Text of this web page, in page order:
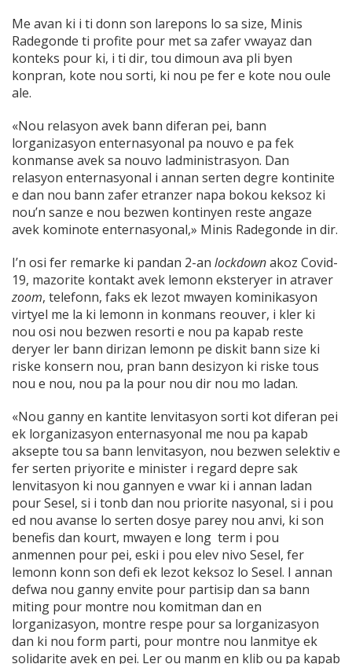
Me avan ki i ti donn son larepons lo sa size, Minis
Radegonde ti profite pour met sa zafer vwayaz dan
konteks pour ki, i ti dir, tou dimoun ava pli byen
konpran, kote nou sorti, ki nou pe fer e kote nou oule
ale.
«Nou relasyon avek bann diferan pei, bann
lorganizasyon enternasyonal pa nouvo e pa fek
konmanse avek sa nouvo ladministrasyon. Dan
relasyon enternasyonal i annan serten degre kontinite
e dan nou bann zafer etranzer napa bokou keksoz ki
nou’n sanze e nou bezwen kontinyen reste angaze
avek kominote enternasyonal,» Minis Radegonde in dir.
I’n osi fer remarke ki pandan 2-an lockdownakoz Covid-
19, mazorite kontakt avek lemonn eksteryer in atraver
zoom, telefonn, faks ek lezot mwayen kominikasyon
virtyel me la ki lemonn in konmans reouver, i kler ki
nou osi nou bezwen resorti e nou pa kapab reste
deryer ler bann dirizan lemonn pe diskit bann size ki
riske konsern nou, pran bann desizyon ki riske tous
nou e nou, nou pa la pour nou dir nou mo ladan.
«Nou ganny en kantite lenvitasyon sorti kot diferan pei
ek lorganizasyon enternasyonal me nou pa kapab
aksepte tou sa bann lenvitasyon, nou bezwen selektiv e
fer serten priyorite e minister i regard depre sak
lenvitasyon ki nou gannyen e vwar ki i annan ladan
pour Sesel, si i tonb dan nou priorite nasyonal, si i pou
ed nou avanse lo serten dosye parey nou anvi, ki son
benefis dan kourt, mwayen e long term i pou
anmennen pour pei, eski i pou elev nivo Sesel, fer
lemonn konn son defi ek lezot keksoz lo Sesel. I annan
defwa nou ganny envite pour partisip dan sa bann
miting pour montre nou komitman dan en
lorganizasyon, montre respe pour sa lorganizasyon
dan ki nou form parti, pour montre nou lanmitye ek
solidarite avek en pei. Ler ou manm en klib ou pa kapab